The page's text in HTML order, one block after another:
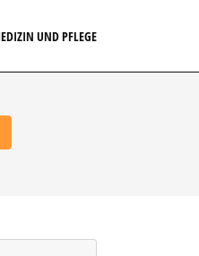
UND PFLEGE